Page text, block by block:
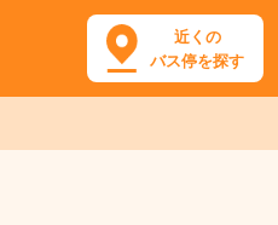
近くの
バス停を探す